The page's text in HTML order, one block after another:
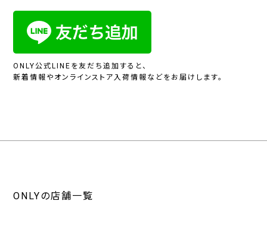
ONLY公式LINEを友だち追加すると、
新着情報やオンラインストア入荷情報などをお届けします。
ONLYの店舗一覧